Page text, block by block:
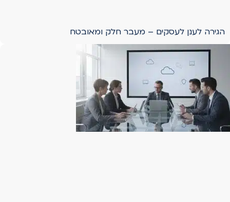
הגירה לענן לעסקים – מעבר חלק ומאובטח